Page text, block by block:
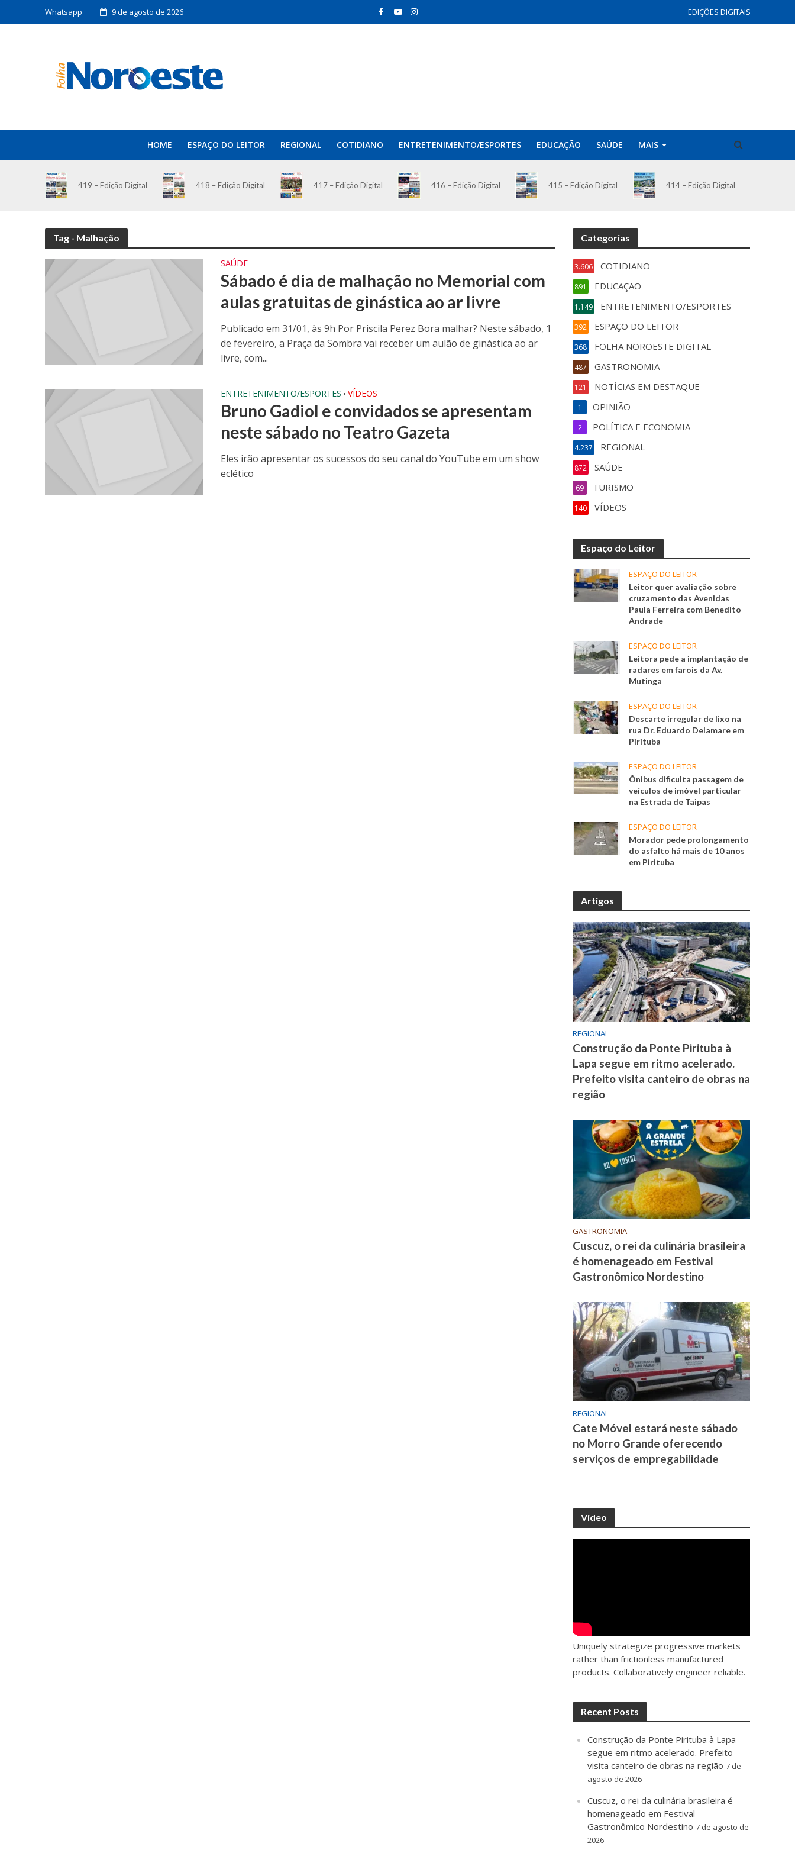
Whatsapp 9 de agosto de 2026 EDIÇÕES DIGITAIS
HOME ESPAÇO DO LEITOR REGIONAL COTIDIANO ENTRETENIMENTO/ESPORTES EDUCAÇÃO SAÚDE MAIS
419 – Edição Digital 418 – Edição Digital 417 – Edição Digital 416 – Edição Digital 415 – Edição Digital 414 – Edição Digital
Tag - Malhação
SAÚDE
Sábado é dia de malhação no Memorial com
aulas gratuitas de ginástica ao ar livre
Publicado em 31/01, às 9h Por Priscila Perez Bora malhar? Neste sábado, 1
de fevereiro, a Praça da Sombra vai receber um aulão de ginástica ao ar
livre, com...
ENTRETENIMENTO/ESPORTES • VÍDEOS
Bruno Gadiol e convidados se apresentam
neste sábado no Teatro Gazeta
Eles irão apresentar os sucessos do seu canal do YouTube em um show
eclético
Categorias
COTIDIANO
3.606
EDUCAÇÃO
891
ENTRETENIMENTO/ESPORTES
1.149
ESPAÇO DO LEITOR
392
FOLHA NOROESTE DIGITAL
368
GASTRONOMIA
487
NOTÍCIAS EM DESTAQUE
121
OPINIÃO
1
POLÍTICA E ECONOMIA
2
REGIONAL
4.237
SAÚDE
872
TURISMO
69
VÍDEOS
140
Espaço do Leitor
ESPAÇO DO LEITOR
Leitor quer avaliação sobre
cruzamento das Avenidas
Paula Ferreira com Benedito
Andrade
ESPAÇO DO LEITOR
Leitora pede a implantação de
radares em farois da Av.
Mutinga
ESPAÇO DO LEITOR
Descarte irregular de lixo na
rua Dr. Eduardo Delamare em
Pirituba
ESPAÇO DO LEITOR
Ônibus dificulta passagem de
veículos de imóvel particular
na Estrada de Taipas
ESPAÇO DO LEITOR
Morador pede prolongamento
do asfalto há mais de 10 anos
em Pirituba
Artigos
REGIONAL
Construção da Ponte Pirituba à
Lapa segue em ritmo acelerado.
Prefeito visita canteiro de obras na
região
GASTRONOMIA
Cuscuz, o rei da culinária brasileira
é homenageado em Festival
Gastronômico Nordestino
REGIONAL
Cate Móvel estará neste sábado
no Morro Grande oferecendo
serviços de empregabilidade
Video
Uniquely strategize progressive markets
rather than frictionless manufactured
products. Collaboratively engineer reliable.
Recent Posts
Construção da Ponte Pirituba à Lapa
segue em ritmo acelerado. Prefeito
visita canteiro de obras na região 7 de
agosto de 2026
Cuscuz, o rei da culinária brasileira é
homenageado em Festival
Gastronômico Nordestino 7 de agosto de
2026